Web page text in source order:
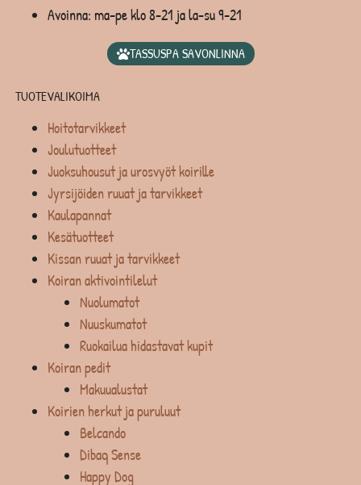
Avoinna: ma-pe klo 8-21 ja la-su 9-21
TASSUSPA SAVONLINNA
TUOTEVALIKOIMA
Hoitotarvikkeet
Joulutuotteet
Juoksuhousut ja urosvyöt koirille
Jyrsijöiden ruuat ja tarvikkeet
Kaulapannat
Kesätuotteet
Kissan ruuat ja tarvikkeet
Koiran aktivointilelut
Nuolumatot
Nuuskumatot
Ruokailua hidastavat kupit
Koiran pedit
Makuualustat
Koirien herkut ja puruluut
Belcando
Dibaq Sense
Happy Dog